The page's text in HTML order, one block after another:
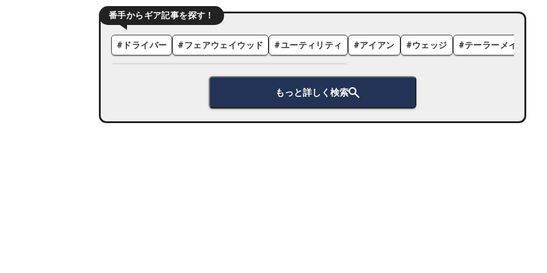
番手からギア記事を探す！
# ドライバー #フェアウェイウッド #ユーティリティ #アイアン #ウェッジ #テーラーメイド
もっと詳しく検索